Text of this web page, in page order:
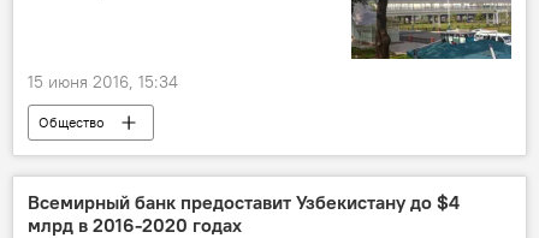
15 июня 2016, 15:34
Общество
Всемирный банк предоставит Узбекистану до $4
млрд в 2016-2020 годах